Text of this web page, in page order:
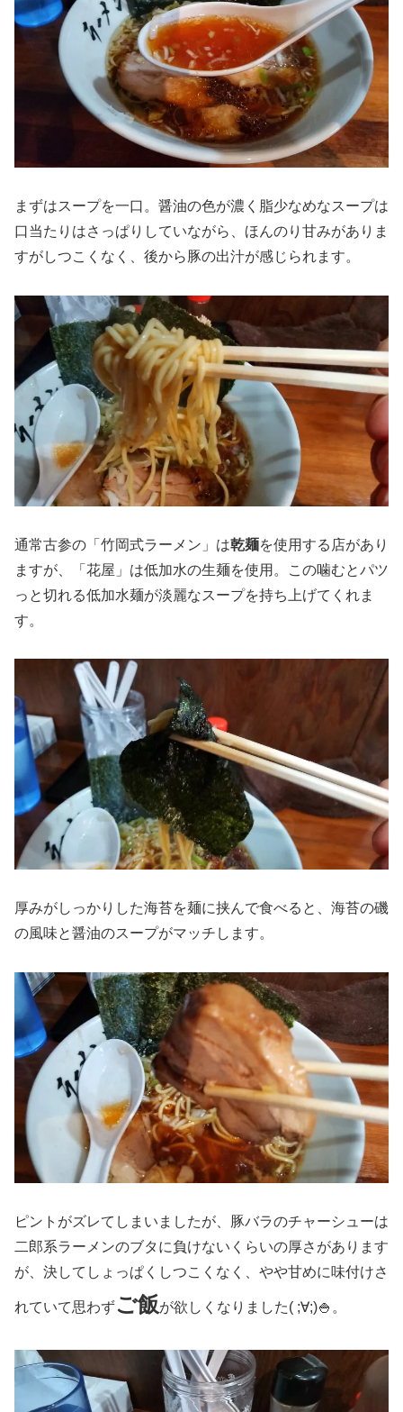
まずはスープを一口。醤油の色が濃く脂少なめなスープは
口当たりはさっぱりしていながら、ほんのり甘みがありま
すがしつこくなく、後から豚の出汁が感じられます。
通常古参の「竹岡式ラーメン」は乾麺を使用する店があり
ますが、「花屋」は低加水の生麺を使用。この噛むとパツ
っと切れる低加水麺が淡麗なスープを持ち上げてくれま
す。
厚みがしっかりした海苔を麺に挟んで食べると、海苔の磯
の風味と醤油のスープがマッチします。
ピントがズレてしまいましたが、豚バラのチャーシューは
二郎系ラーメンのブタに負けないくらいの厚さがあります
が、決してしょっぱくしつこくなく、やや甘めに味付けさ
れていて思わずご飯が欲しくなりました( ;∀;)🍚。